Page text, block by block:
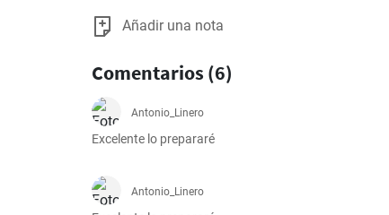
Añadir una nota
Comentarios (6)
Antonio_Linero
Excelente lo prepararé
Antonio_Linero